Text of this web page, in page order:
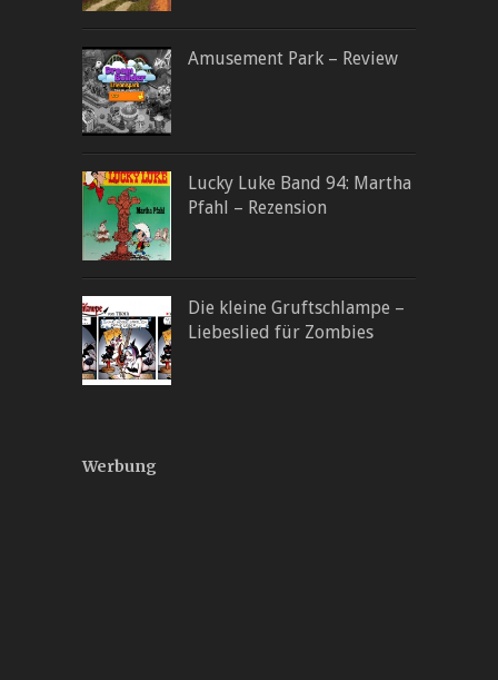
Amusement Park – Review
Lucky Luke Band 94: Martha
Pfahl – Rezension
Die kleine Gruftschlampe –
Liebeslied für Zombies
Werbung